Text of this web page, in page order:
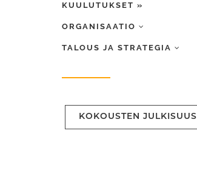
KUULUTUKSET »
ORGANISAATIO
TALOUS JA STRATEGIA
KOKOUSTEN JULKISUUS